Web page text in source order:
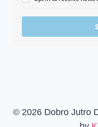
© 2026 Dobro Jutro